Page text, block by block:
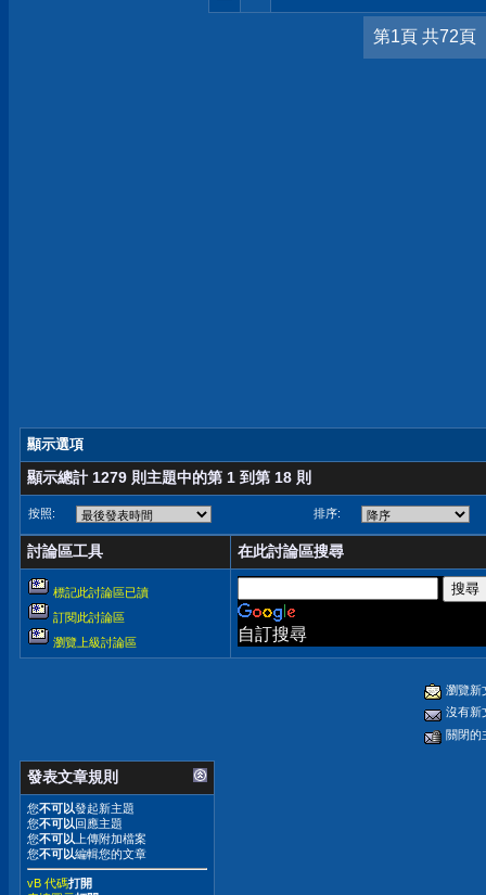
第1頁 共72頁
顯示選項
顯示總計 1279 則主題中的第 1 到第 18 則
按照: 排序:
討論區工具 在此討論區搜尋
標記此討論區已讀
訂閱此討論區
瀏覽上級討論區
自訂搜尋
瀏覽新
沒有新
關閉的
發表文章規則
您不可以發起新主題
您不可以回應主題
您不可以 上傳附加檔案
您不可以編輯您的文章
vB 代碼打開